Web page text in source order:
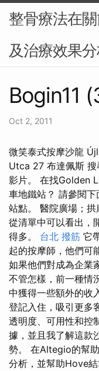
整骨療法在
及治療效果
Bogin11
Oct 2, 2011
微笑泰式按摩沙龍
Utca 27 布達佩斯 搜
影片。 在找Golden
車地鐵站？ 請參閱
站點。 醫院廣場；拱
從清單中可以看出，
得多。 台北 撥筋 它
起的按摩師，他們可
如果他們對成為企業
不管怎樣，前一種情
中獲得一些額外的收
登記入住，吸引更多
透明度、可用性和控
據，並且我了解這款
勢。 在Altegio的幫
分析，並幫助Hove